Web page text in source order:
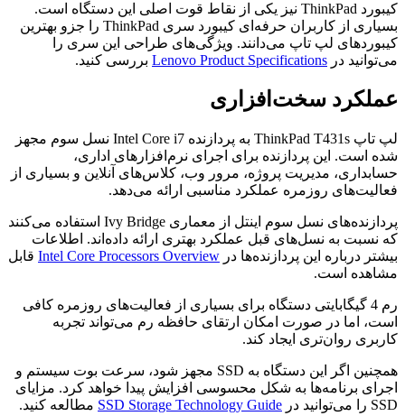
کیبورد ThinkPad نیز یکی از نقاط قوت اصلی این دستگاه است.
بسیاری از کاربران حرفه‌ای کیبورد سری ThinkPad را جزو بهترین
کیبوردهای لپ تاپ می‌دانند. ویژگی‌های طراحی این سری را
می‌توانید در Lenovo Product Specifications بررسی کنید.
عملکرد سخت‌افزاری
لپ تاپ ThinkPad T431s به پردازنده Intel Core i7 نسل سوم مجهز
شده است. این پردازنده برای اجرای نرم‌افزارهای اداری،
حسابداری، مدیریت پروژه، مرور وب، کلاس‌های آنلاین و بسیاری از
فعالیت‌های روزمره عملکرد مناسبی ارائه می‌دهد.
پردازنده‌های نسل سوم اینتل از معماری Ivy Bridge استفاده می‌کنند
که نسبت به نسل‌های قبل عملکرد بهتری ارائه داده‌اند. اطلاعات
بیشتر درباره این پردازنده‌ها در Intel Core Processors Overview قابل
مشاهده است.
رم 4 گیگابایتی دستگاه برای بسیاری از فعالیت‌های روزمره کافی
است، اما در صورت امکان ارتقای حافظه رم می‌تواند تجربه
کاربری روان‌تری ایجاد کند.
همچنین اگر این دستگاه به SSD مجهز شود، سرعت بوت سیستم و
اجرای برنامه‌ها به شکل محسوسی افزایش پیدا خواهد کرد. مزایای
SSD را می‌توانید در
SSD Storage Technology Guide مطالعه کنید.